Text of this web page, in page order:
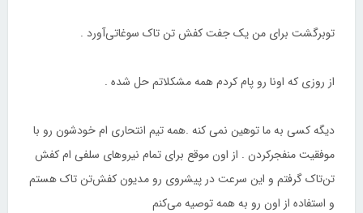
ﺗﻮﺑﺮﮔﺸﺖ ﺑﺮﺍﯼ ﻣﻦ ﯾﮏ ﺟﻔﺖ ﮐﻔﺶ ﺗﻦ ﺗﺎﮎ ﺳﻮﻏﺎﺗﯽﺁﻭﺭﺩ .
ﺍﺯ ﺭﻭﺯﯼ ﮐﻪ ﺍﻭﻧﺎ ﺭﻭ ﭘﺎﻡ ﮐﺮﺩﻡ ﻫﻤﻪ ﻣﺸﮑﻼﺗﻢ ﺣﻞ ﺷﺪﻩ .
ﺩﯾﮕﻪ ﮐﺴﯽ ﺑﻪ ﻣﺎ ﺗﻮﻫﯿﻦ ﻧﻤﯽ ﮐﻨﻪ .ﻫﻤﻪ ﺗﯿﻢ ﺍﻧﺘﺤﺎﺭﯼ ﺍﻡ ﺧﻮﺩﺷﻮﻥ ﺭﻭ ﺑﺎ
ﻣﻮﻓﻘﯿﺖ ﻣﻨﻔﺠﺮﮐﺮﺩﻥ . ﺍﺯ ﺍﻭﻥ ﻣﻮﻗﻊ ﺑﺮﺍﯼ ﺗﻤﺎﻡ ﻧﯿﺮﻭﻫﺎﯼ ﺳﻠﻔﯽ ﺍﻡ ﮐﻔﺶ
ﺗﻦﺗﺎﮎ ﮔﺮﻓﺘﻢ ﻭ ﺍﯾﻦ ﺳﺮﻋﺖ ﺩﺭ ﭘﯿﺸﺮﻭﯼ ﺭﻭ ﻣﺪﯾﻮﻥ ﮐﻔﺶﺗﻦ ﺗﺎﮎ ﻫﺴﺘﻢ
ﻭ ﺍﺳﺘﻔﺎﺩﻩ ﺍﺯ ﺍﻭﻥ ﺭﻭ ﺑﻪ ﻫﻤﻪ ﺗﻮﺻﯿﻪ ﻣﯽﮐﻨﻢ